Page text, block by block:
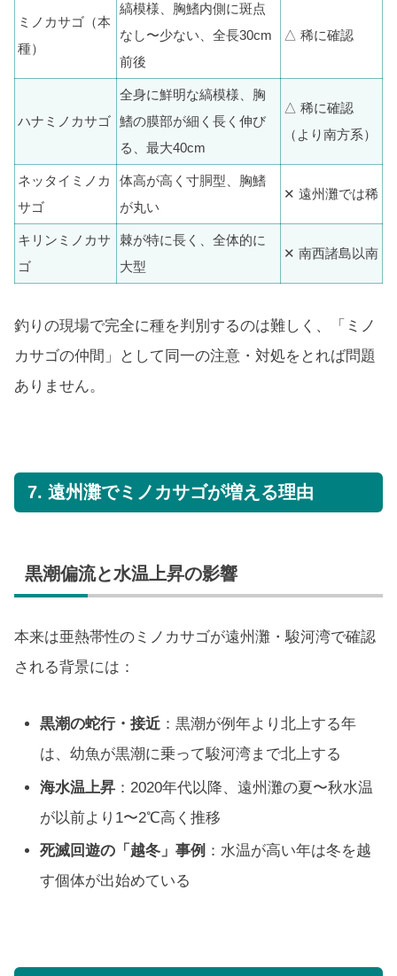
ミノカサゴ（本
種）
縞模様、胸鰭内側に斑点
なし〜少ない、全長30cm
前後
△ 稀に確認
ハナミノカサゴ
全身に鮮明な縞模様、胸
鰭の膜部が細く長く伸び
る、最大40cm
△ 稀に確認
（より南方系）
ネッタイミノカ
サゴ
体高が高く寸胴型、胸鰭
が丸い
✕ 遠州灘では稀
キリンミノカサ
ゴ
棘が特に長く、全体的に
大型
✕ 南西諸島以南
釣りの現場で完全に種を判別するのは難しく、「ミノ
カサゴの仲間」として同一の注意・対処をとれば問題
ありません。
7. 遠州灘でミノカサゴが増える理由
黒潮偏流と水温上昇の影響
本来は亜熱帯性のミノカサゴが遠州灘・駿河湾で確認
される背景には：
黒潮の蛇行・接近 ：黒潮が例年より北上する年
は、幼魚が黒潮に乗って駿河湾まで北上する
海水温上昇 ：2020年代以降、遠州灘の夏〜秋水温
が以前より1〜2℃高く推移
死滅回遊の「越冬」事例 ：水温が高い年は冬を越
す個体が出始めている